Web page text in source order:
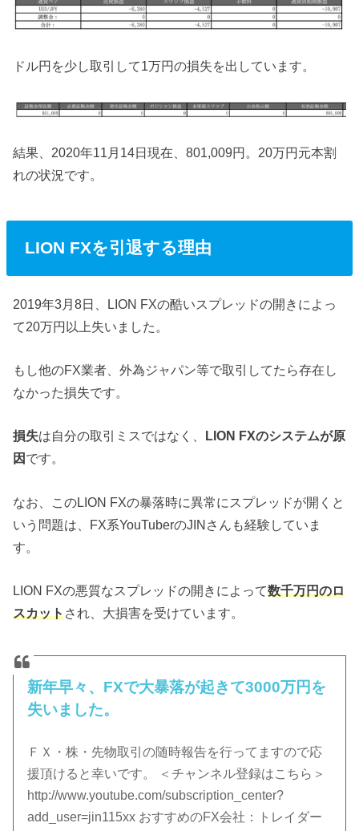
ドル円を少し取引して1万円の損失を出しています。
結果、2020年11月14日現在、801,009円。20万円元本割
れの状況です。
LION FXを引退する理由
2019年3月8日、LION FXの酷いスプレッドの開きによっ
て20万円以上失いました。
もし他のFX業者、外為ジャパン等で取引してたら存在し
なかった損失です。
損失は自分の取引ミスではなく、 LION FXのシステムが原
因 です。
なお、このLION FXの暴落時に異常にスプレッドが開くと
いう問題は、FX系YouTuberのJINさんも経験していま
す。
LION FXの悪質なスプレッドの開きによって数千万円のロ
スカットされ、大損害を受けています。
新年早々、FXで大暴落が起きて3000万円を
失いました。
ＦＸ・株・先物取引の随時報告を行ってますので応
援頂けると幸いです。 ＜チャンネル登録はこちら＞
http://www.youtube.com/subscription_center?
add_user=jin115xx おすすめのFX会社：トレイダー